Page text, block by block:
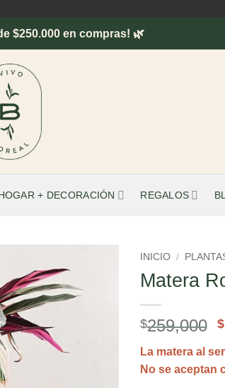
$250.000 en compras! 🌿
+ DECORACIÓN REGALOS
INICIO /
Matera
$259,000 $
La matera al
No se aceptan